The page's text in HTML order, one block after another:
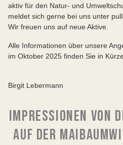
aktiv für den Natur- und
meldet sich gerne bei uns unter
Wir freuen uns auf neue Aktive.
Alle Informationen über unsere
im Oktober 2025 finden Sie in
Birgit Lebermann
IMPRESSIONEN VON
AUF DER